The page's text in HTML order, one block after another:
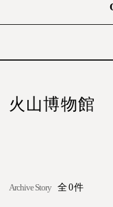
火山博物館
Archive Story 全0件